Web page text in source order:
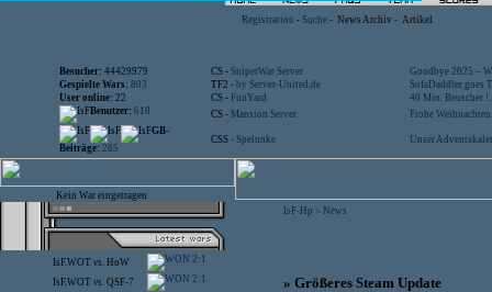
Registration - Suche - News Archiv - Artikel
Besucher: 44429979 CS - SniperWar Server
Goodbye 2025 –
Gespielte Wars: 803 TF2 - by Server-United.de
SofaDaddler goes
User online: 22 CS - FunYard
40 Mio. Beuscher
Benutzer: 618 CS - Mansion Server
Frohe
GB-
Beiträge: 285
CSS - Spelunke Unser
Kein War eingetragen
IsF.WOT vs. HoW 2:1
IsF.WOT vs. QSF-7 2:1
IsF-Hp > News
» Größeres Steam Update